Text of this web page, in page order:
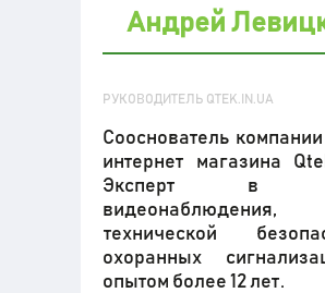
Андрей
РУКОВОДИТЕЛЬ QTEK.IN.UA
Сооснователь
интернет магазина
Эксперт в
видеонаблюдения,
технической
охоранных
опытом более 12 лет.